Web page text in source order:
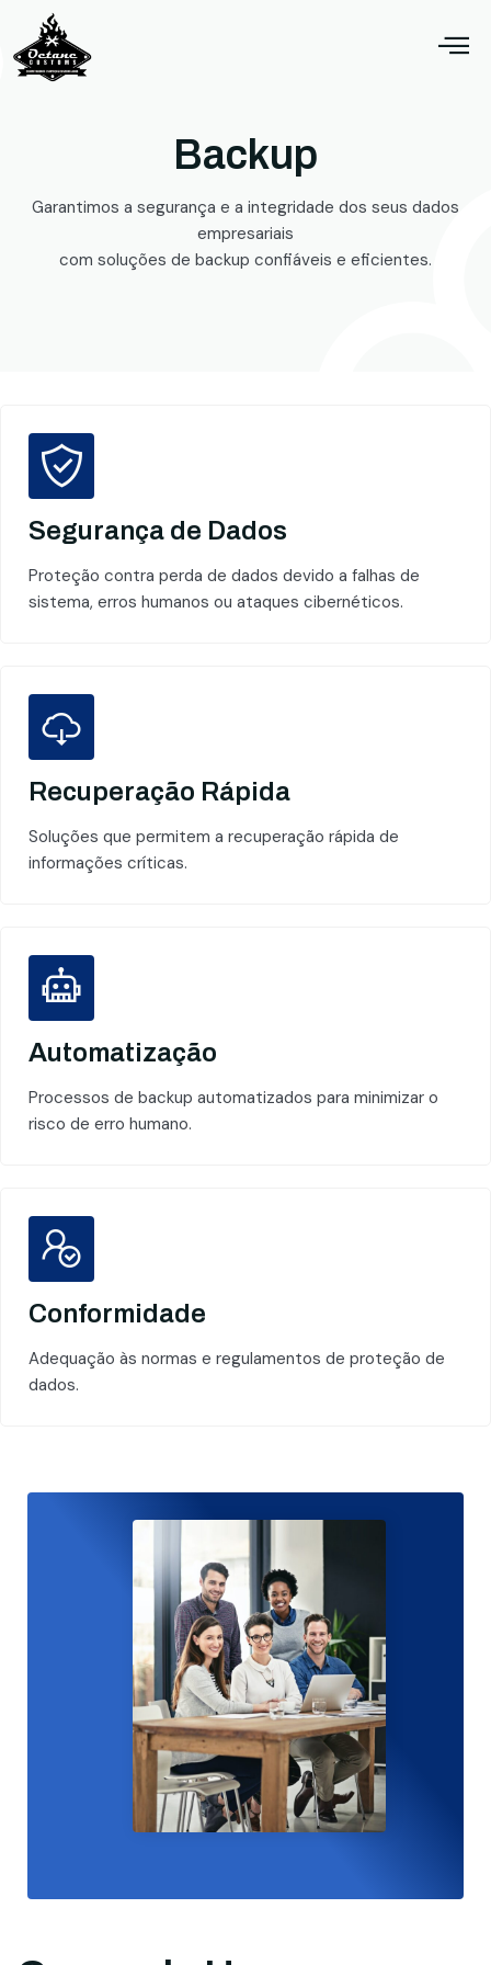
Backup
Garantimos a segurança e a integridade dos seus dados
empresariais
com soluções de backup confiáveis e eficientes.
Segurança de Dados
Proteção contra perda de dados devido a falhas de
sistema, erros humanos ou ataques cibernéticos.
Recuperação Rápida
Soluções que permitem a recuperação rápida de
informações críticas.
Automatização
Processos de backup automatizados para minimizar o
risco de erro humano.
Conformidade
Adequação às normas e regulamentos de proteção de
dados.